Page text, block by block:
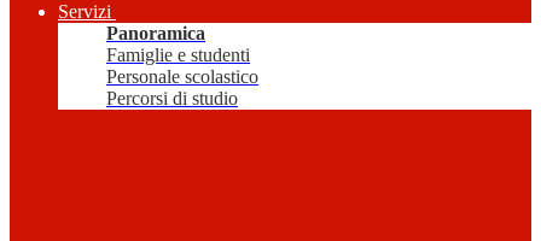
Servizi
Panoramica
Famiglie e studenti
Personale scolastico
Percorsi di studio